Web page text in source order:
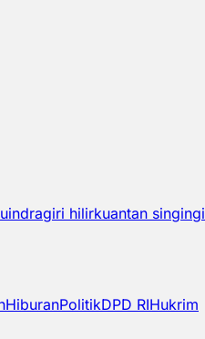
indragiri hilirkuantan singingi
HiburanPolitikDPD RIHukrim